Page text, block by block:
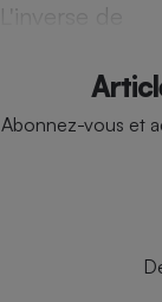
L'inverse de
Abonnez-vous et